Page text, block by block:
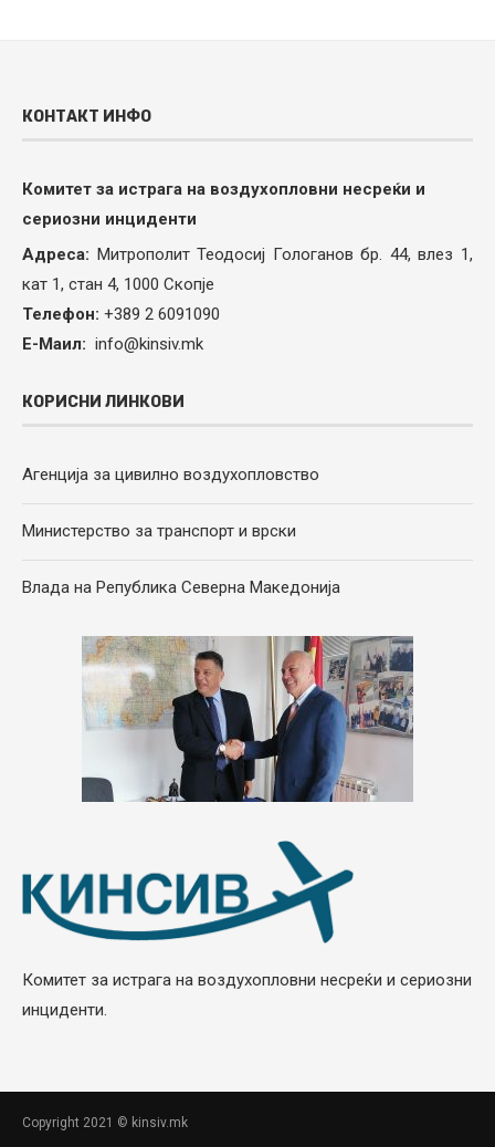
КОНТАКТ ИНФО
Комитет за истрага на воздухопловни несреќи и
сериозни инциденти
Адреса: Митрополит Теодосиј Гологанов бр. 44, влез 1,
кат 1, стан 4, 1000 Скопје
Телефон: +389 2 6091090
Е-Маил: info@kinsiv.mk
КОРИСНИ ЛИНКОВИ
Агенција за цивилно воздухопловство
Министерство за транспорт и врски
Влада на Република Северна Македонија
Комитет за истрага на воздухопловни несреќи и сериозни
инциденти.
Copyright 2021 © kinsiv.mk